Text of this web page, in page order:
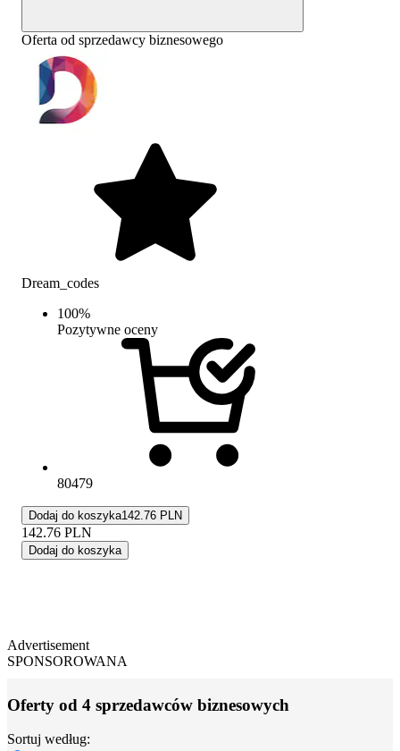
Oferta od sprzedawcy biznesowego
Dream_codes
100%
Pozytywne oceny
80479
Dodaj do koszyka142.76 PLN
142.76 PLN
Dodaj do koszyka
Advertisement
SPONSOROWANA
Oferty od 4 sprzedawców biznesowych
Sortuj według: